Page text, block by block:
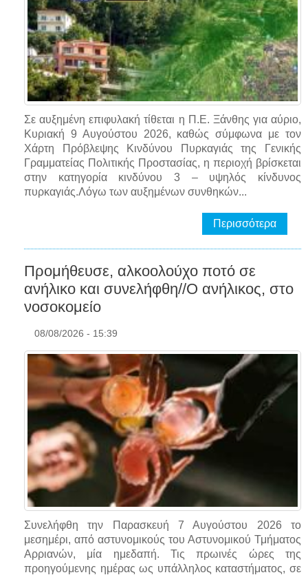
Σε αυξημένη επιφυλακή τίθεται η Π.Ε. Ξάνθης για αύριο,
Κυριακή 9 Αυγούστου 2026, καθώς σύμφωνα με τον
Χάρτη Πρόβλεψης Κινδύνου Πυρκαγιάς της Γενικής
Γραμματείας Πολιτικής Προστασίας, η περιοχή βρίσκεται
στην κατηγορία κινδύνου 3 – υψηλός κίνδυνος
πυρκαγιάς.Λόγω των αυξημένων συνθηκών...
Περισσότερα
Προμήθευσε, αλκοολούχο ποτό σε
ανήλικο και συνελήφθη//Ο ανήλικος, στο
νοσοκομείο
08/08/2026 - 15:39
Συνελήφθη την Παρασκευή 7 Αυγούστου 2026 το
μεσημέρι, από αστυνομικούς του Αστυνομικού Τμήματος
Αρριανών, μία ημεδαπή. Τις πρωινές ώρες της
προηγούμενης ημέρας ως υπάλληλος καταστήματος, σε